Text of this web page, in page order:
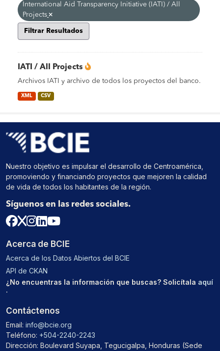
International Aid Transparency Initiative (IATI) / All
Projects
Filtrar Resultados
IATI / All Projects
Archivos IATI y archivo de todos los proyectos del banco.
XML CSV
Nuestro objetivo es impulsar el desarrollo de Centroamérica,
promoviendo y financiando proyectos que mejoren la calidad
de vida de todos los habitantes de la región.
Síguenos en las redes sociales.
Acerca de BCIE
Acerca de los Datos Abiertos del BCIE
API de CKAN
¿No encuentras la información que buscas? Solicítala aquí
.
Contáctenos
Email: info@bcie.org
Teléfono: +504-2240-2243
Dirección: Boulevard Suyapa, Tegucigalpa, Honduras (Sede